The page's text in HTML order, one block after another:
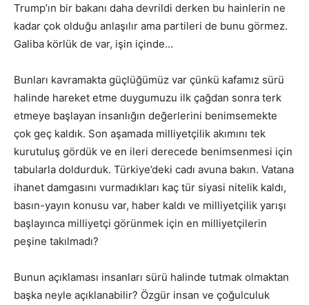
Trump’ın bir bakanı daha devrildi derken bu hainlerin ne
kadar çok olduğu anlaşılır ama partileri de bunu görmez.
Galiba körlük de var, işin içinde…
Bunları kavramakta güçlüğümüz var çünkü kafamız sürü
halinde hareket etme duygumuzu ilk çağdan sonra terk
etmeye başlayan insanlığın değerlerini benimsemekte
çok geç kaldık. Son aşamada milliyetçilik akımını tek
kurutuluş gördük ve en ileri derecede benimsenmesi için
tabularla doldurduk. Türkiye’deki cadı avuna bakın. Vatana
ihanet damgasını vurmadıkları kaç tür siyasi nitelik kaldı,
basın-yayın konusu var, haber kaldı ve milliyetçilik yarışı
başlayınca milliyetçi görünmek için en milliyetçilerin
peşine takılmadı?
Bunun açıklaması insanları sürü halinde tutmak olmaktan
başka neyle açıklanabilir? Özgür insan ve çoğulculuk